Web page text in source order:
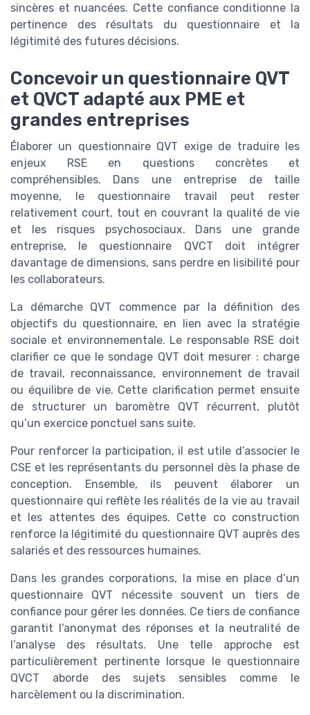
sincères et nuancées. Cette confiance conditionne la
pertinence des résultats du questionnaire et la
légitimité des futures décisions.
Concevoir un questionnaire QVT
et QVCT adapté aux PME et
grandes entreprises
Élaborer un questionnaire QVT exige de traduire les
enjeux RSE en questions concrètes et
compréhensibles. Dans une entreprise de taille
moyenne, le questionnaire travail peut rester
relativement court, tout en couvrant la qualité de vie
et les risques psychosociaux. Dans une grande
entreprise, le questionnaire QVCT doit intégrer
davantage de dimensions, sans perdre en lisibilité pour
les collaborateurs.
La démarche QVT commence par la définition des
objectifs du questionnaire, en lien avec la stratégie
sociale et environnementale. Le responsable RSE doit
clarifier ce que le sondage QVT doit mesurer : charge
de travail, reconnaissance, environnement de travail
ou équilibre de vie. Cette clarification permet ensuite
de structurer un baromètre QVT récurrent, plutôt
qu’un exercice ponctuel sans suite.
Pour renforcer la participation, il est utile d’associer le
CSE et les représentants du personnel dès la phase de
conception. Ensemble, ils peuvent élaborer un
questionnaire qui reflète les réalités de la vie au travail
et les attentes des équipes. Cette co construction
renforce la légitimité du questionnaire QVT auprès des
salariés et des ressources humaines.
Dans les grandes corporations, la mise en place d’un
questionnaire QVT nécessite souvent un tiers de
confiance pour gérer les données. Ce tiers de confiance
garantit l’anonymat des réponses et la neutralité de
l’analyse des résultats. Une telle approche est
particulièrement pertinente lorsque le questionnaire
QVCT aborde des sujets sensibles comme le
harcèlement ou la discrimination.